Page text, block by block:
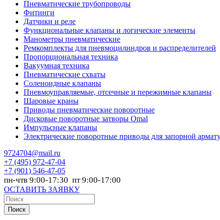
Пневматические трубопроводы
Фитинги
Датчики и реле
Функциональные клапаны и логические элементы
Манометры пневматические
Ремкомплекты для пневмоцилиндров и распределителей
Пропорциональная техника
Вакуумная техника
Пневматические схваты
Соленоидные клапаны
Пневмоуправляемые, отсечные и пережимные клапаны
Шаровые краны
Приводы пневматические поворотные
Дисковые поворотные затворы Omal
Импульсные клапаны
Электрические поворотные приводы для запорной
9724704@mail.ru
+7 (495) 972-47-04
+7 (901) 546-47-05
пн-чтв 9:00-17:30 пт 9:00-17:00
ОСТАВИТЬ ЗАЯВКУ
Поиск